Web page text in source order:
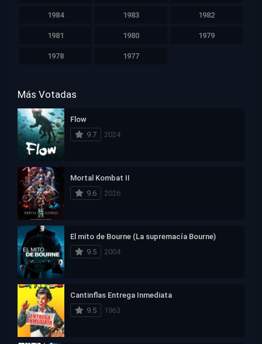
1984 1983 1982
1981 1980 1979
1978 1977
Más Votadas
Flow
9.7
2024
Mortal Kombat II
9.6
2026
El mito de Bourne (La supremacía Bourne)
9.5
2004
Cantinflas Entrega Inmediata
9.5
1963